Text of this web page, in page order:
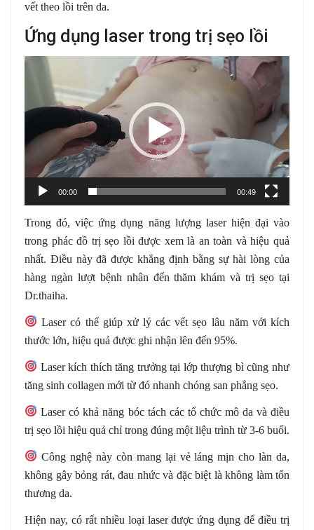
vết theo lồi trên da.
Ứng dụng laser trong trị sẹo lồi
Trình
00:00 00:49
Trong đó, việc ứng dụng năng lượng laser hiện đại vào
trong phác đồ trị sẹo lồi được xem là an toàn và hiệu quả
nhất. Điều này đã được khẳng định bằng sự hài lòng của
hàng ngàn lượt bệnh nhân đến thăm khám và trị sẹo tại
Dr.thaiha.
Laser có thể giúp xử lý các vết sẹo lâu năm với kích
thước lớn, hiệu quả được ghi nhận lên đến 95%.
Laser kích thích tăng trưởng tại lớp thượng bì cũng như
tăng sinh collagen mới từ đó nhanh chóng san phẳng sẹo.
Laser có khả năng bóc tách các tổ chức mô da và điều
trị sẹo lồi hiệu quả chỉ trong đúng một liệu trình từ 3-6 buổi.
Công nghệ này còn mang lại vẻ láng mịn cho làn da,
không gây bỏng rát, đau nhức và đặc biệt là không làm tổn
thương da.
Hiện nay, có rất nhiều loại laser được ứng dụng để điều trị